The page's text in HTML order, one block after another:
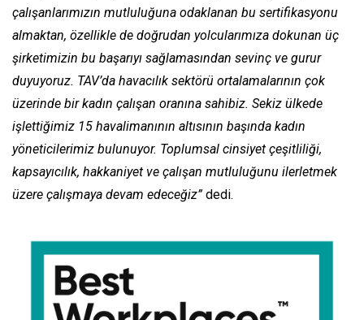
çalışanlarımızın mutluluğuna odaklanan bu sertifikasyonu
almaktan, özellikle de doğrudan yolcularımıza dokunan üç
şirketimizin bu başarıyı sağlamasından sevinç ve gurur
duyuyoruz. TAV’da havacılık sektörü ortalamalarının çok
üzerinde bir kadın çalışan oranına sahibiz. Sekiz ülkede
işlettiğimiz 15 havalimanının altısının başında kadın
yöneticilerimiz bulunuyor. Toplumsal cinsiyet çeşitliliği,
kapsayıcılık, hakkaniyet ve çalışan mutluluğunu ilerletmek
üzere çalışmaya devam edeceğiz”dedi.